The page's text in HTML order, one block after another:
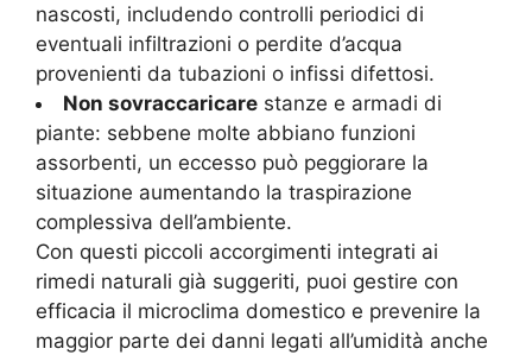
nascosti, includendo controlli periodici di
eventuali infiltrazioni o perdite d’acqua
provenienti da tubazioni o infissi difettosi.
Non sovraccaricare stanze e armadi di
piante: sebbene molte abbiano funzioni
assorbenti, un eccesso può peggiorare la
situazione aumentando la traspirazione
complessiva dell’ambiente.
Con questi piccoli accorgimenti integrati ai
rimedi naturali già suggeriti, puoi gestire con
efficacia il microclima domestico e prevenire la
maggior parte dei danni legati all’umidità anche